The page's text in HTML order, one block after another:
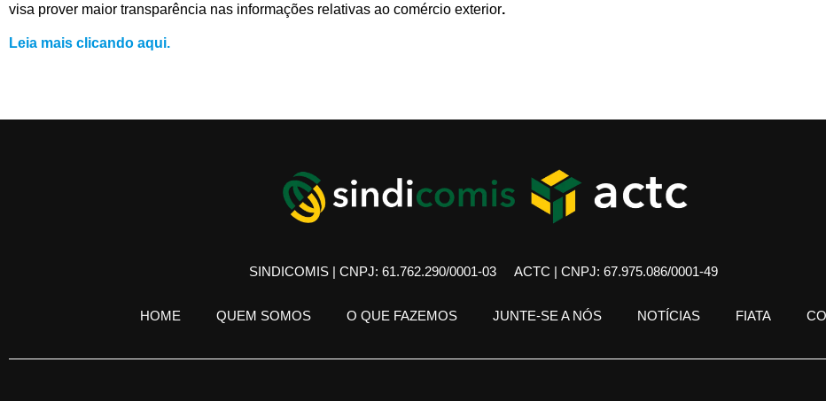
visa prover maior transparência nas informações relativas ao comércio exterior.
Leia mais clicando aqui.
SINDICOMIS | CNPJ: 61.762.290/0001-03 ACTC | CNPJ: 67.975.086/0001-49
HOME QUEM SOMOS O QUE FAZEMOS JUNTE-SE A NÓS NOTÍCIAS FIATA